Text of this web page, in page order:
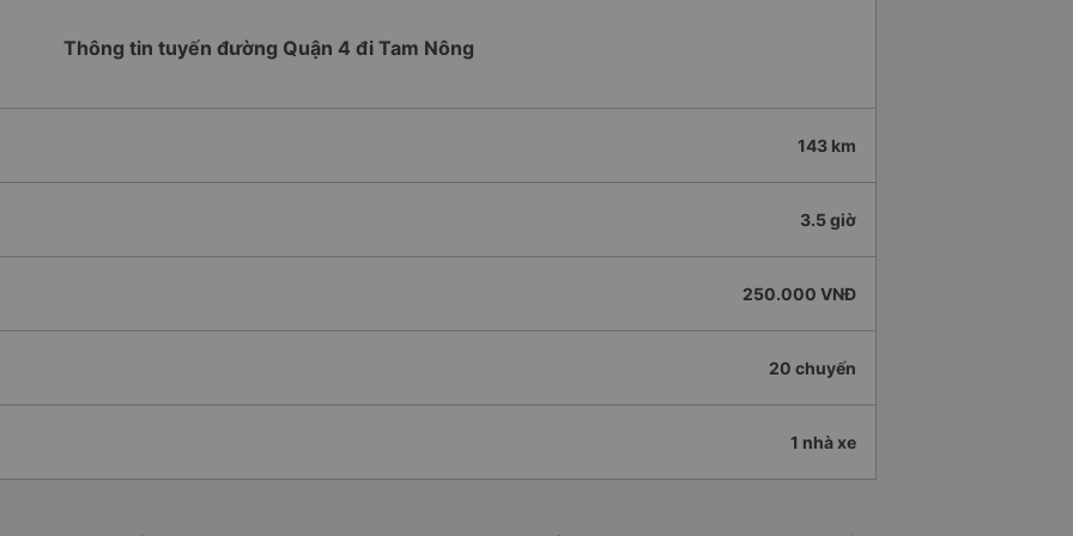
Thông tin tuyến đường Quận 4 đi Tam Nông
143 km
3.5 giờ
250.000 VNĐ
20 chuyến
1 nhà xe